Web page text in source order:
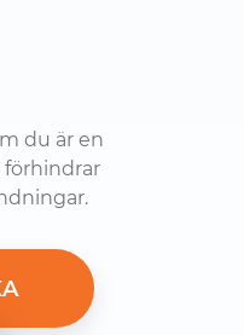
du är en
förhindrar